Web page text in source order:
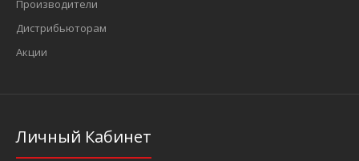
Производители
Дистрибьюторам
Акции
Личный Кабинет